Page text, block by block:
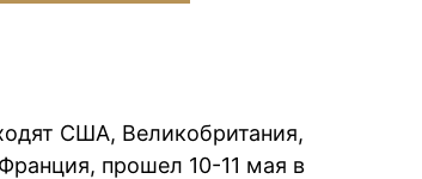
США, Великобритания,
прошел 10-11 мая в